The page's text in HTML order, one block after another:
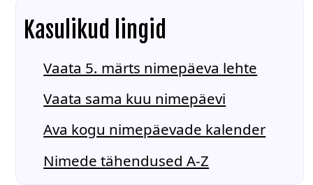
Kasulikud lingid
Vaata 5. märts nimepäeva lehte
Vaata sama kuu nimepäevi
Ava kogu nimepäevade kalender
Nimede tähendused A-Z